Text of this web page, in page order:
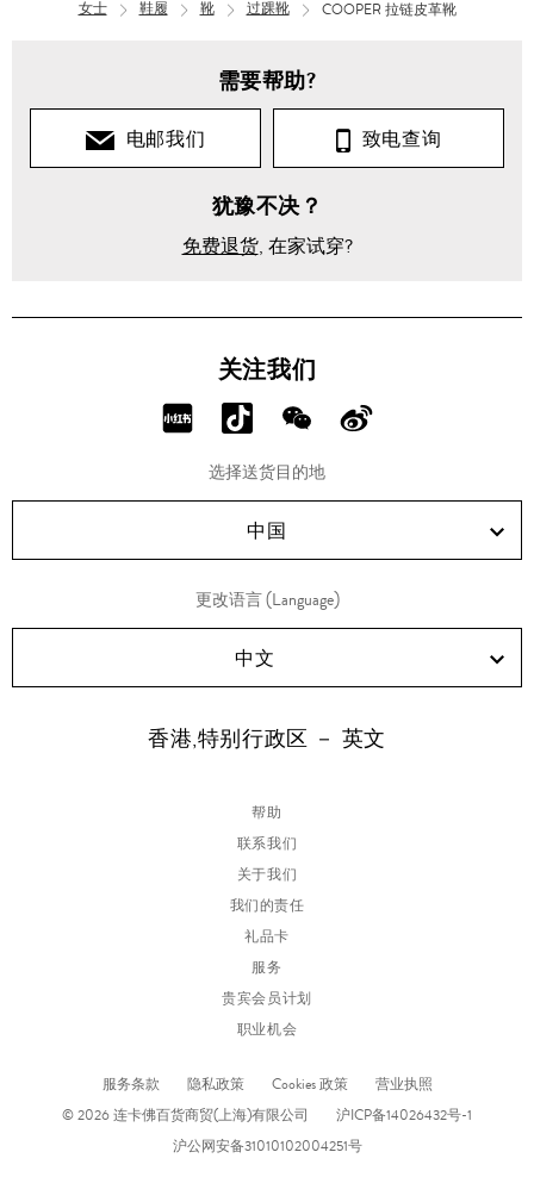
女士 鞋履 靴 过踝靴 COOPER 拉链皮革靴
需要帮助?
电邮我们 致电查询
犹豫不决？
免费退货, 在家试穿?
关注我们
分
RED!
分
享
Douyin!
分
享
WeChat!
分
Weibo!
选择送货目的地
中国
更改语言 (Language)
中文
香港,特别行政区 － 英文
帮助
联系我们
关于我们
我们的责任
礼品卡
服务
贵宾会员计划
职业机会
服务条款 隐私政策 Cookies 政策
营业执照
© 2026 连卡佛百货商贸(上海)有限公司
沪ICP备14026432号-1
沪公网安备31010102004251号